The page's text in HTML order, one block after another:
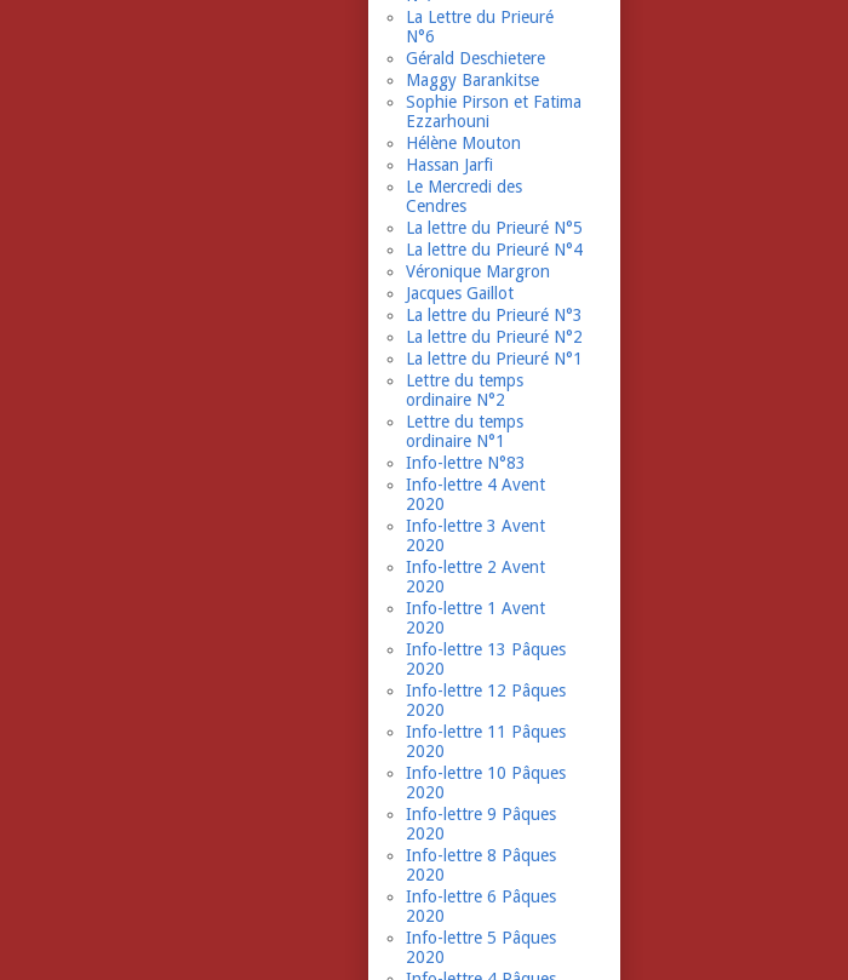
La Lettre du Prieuré
N°6
Gérald Deschietere
Maggy Barankitse
Sophie Pirson et Fatima
Ezzarhouni
Hélène Mouton
Hassan Jarfi
Le Mercredi des
Cendres
La lettre du Prieuré N°5
La lettre du Prieuré N°4
Véronique Margron
Jacques Gaillot
La lettre du Prieuré N°3
La lettre du Prieuré N°2
La lettre du Prieuré N°1
Lettre du temps
ordinaire N°2
Lettre du temps
ordinaire N°1
Info-lettre N°83
Info-lettre 4 Avent
2020
Info-lettre 3 Avent
2020
Info-lettre 2 Avent
2020
Info-lettre 1 Avent
2020
Info-lettre 13 Pâques
2020
Info-lettre 12 Pâques
2020
Info-lettre 11 Pâques
2020
Info-lettre 10 Pâques
2020
Info-lettre 9 Pâques
2020
Info-lettre 8 Pâques
2020
Info-lettre 6 Pâques
2020
Info-lettre 5 Pâques
2020